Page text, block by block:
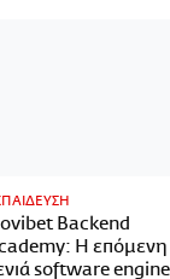
Backend
Η επόμενη
software